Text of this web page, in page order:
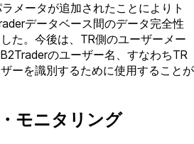
メータが追加されたことによりト
データベース間のデータ完全性
た。今後は、TR側のユーザーメー
のユーザー名、すなわちTR
ーを識別するために使用することが
モニタリング